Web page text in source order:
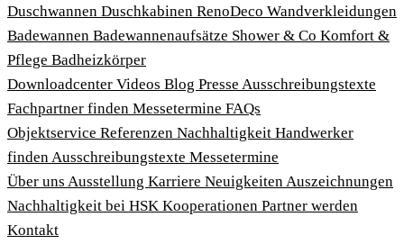
Duschwannen Duschkabinen RenoDeco Wandverkleidungen
Badewannen Badewannenaufsätze Shower & Co Komfort &
Pflege Badheizkörper
Download­center Videos Blog Presse Ausschreibungstexte
Fachpartner finden Messetermine FAQs
Objektservice Referenzen Nachhaltigkeit Handwerker
findenAusschreibungstexte Messetermine
Über uns Ausstellung Karriere NeuigkeitenAuszeichnungen
Nachhaltigkeit bei HSK Kooperationen Partner werden
Kontakt